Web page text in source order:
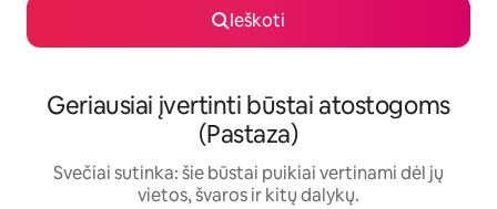
Ieškoti
Geriausiai įvertinti būstai atostogoms
(Pastaza)
Svečiai sutinka: šie būstai puikiai vertinami dėl jų
vietos, švaros ir kitų dalykų.